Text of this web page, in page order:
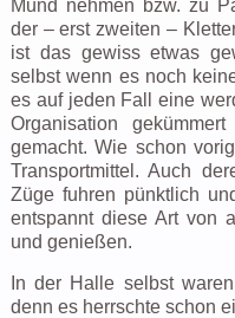
Mund nehmen bzw. zu
der – erst zweiten –
ist das gewiss etwas
selbst wenn es noch
es auf jeden Fall eine
Organisation
gemacht. Wie schon
Transportmittel. Auch
Züge fuhren pünktlich
entspannt diese Art von
und genießen.
In der Halle selbst
denn es herrschte schon